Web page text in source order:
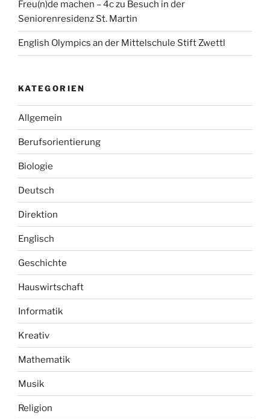
Freu(n)de machen – 4c zu Besuch in der
Seniorenresidenz St. Martin
English Olympics an der Mittelschule Stift Zwettl
KATEGORIEN
Allgemein
Berufsorientierung
Biologie
Deutsch
Direktion
Englisch
Geschichte
Hauswirtschaft
Informatik
Kreativ
Mathematik
Musik
Religion